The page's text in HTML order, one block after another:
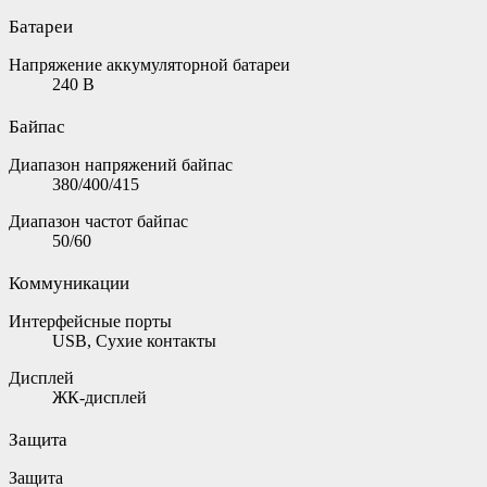
Батареи
Напряжение аккумуляторной батареи
240 В
Байпас
Диапазон напряжений байпас
380/400/415
Диапазон частот байпас
50/60
Коммуникации
Интерфейсные порты
USB, Сухие контакты
Дисплей
ЖК-дисплей
Защита
Защита